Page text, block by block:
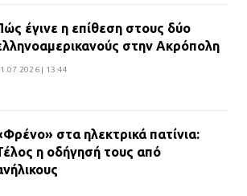
έγινε η επίθεση στους δύο
στην Ακρόπολη
| 13:44
στα ηλεκτρικά πατίνια:
η οδήγησή τους από